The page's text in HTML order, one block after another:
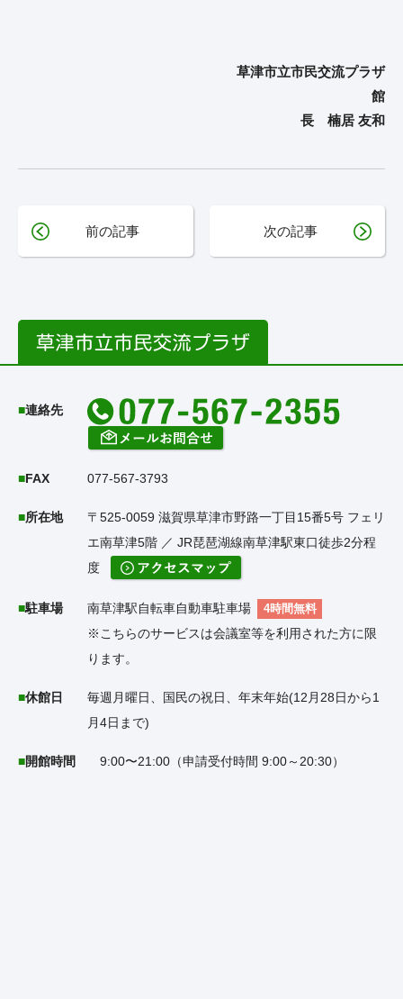
草津市立市民交流プラザ
館
長 楠居 友和
前の記事 次の記事
連絡先
FAX 077-567-3793
所在地
〒525-0059 滋賀県草津市野路一丁目15番5号 フェリ
エ南草津5階 ／ JR琵琶湖線南草津駅東口徒歩2分程
度
駐車場 南草津駅自転車自動車駐車場 4時間無料
※こちらのサービスは会議室等を利用された方に限
ります。
休館日
毎週月曜日、国民の祝日、年末年始(12月28日から1
月4日まで)
開館時間 9:00〜21:00（申請受付時間 9:00～20:30）